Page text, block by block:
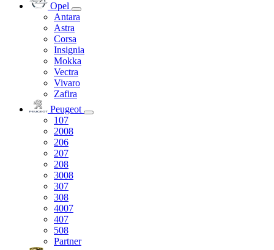
Opel
Antara
Astra
Corsa
Insignia
Mokka
Vectra
Vivaro
Zafira
Peugeot
107
2008
206
207
208
3008
307
308
4007
407
508
Partner